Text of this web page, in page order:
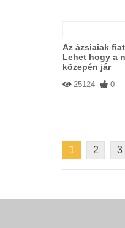
Az ázsiaiak
Lehet hogy a
közepén jár
25124 0
1 2 3